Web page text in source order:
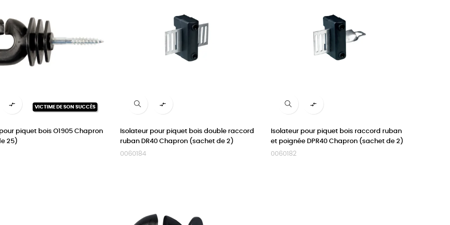
VICTIME DE SON SUCCÈS

piquet bois O1905 Chapron
25)

Isolateur pour piquet bois double raccord
ruban DR40 Chapron (sachet de 2)
0060184

Isolateur pour piquet bois raccord ruban
et poignée DPR40 Chapron (sachet de 2)
0060182